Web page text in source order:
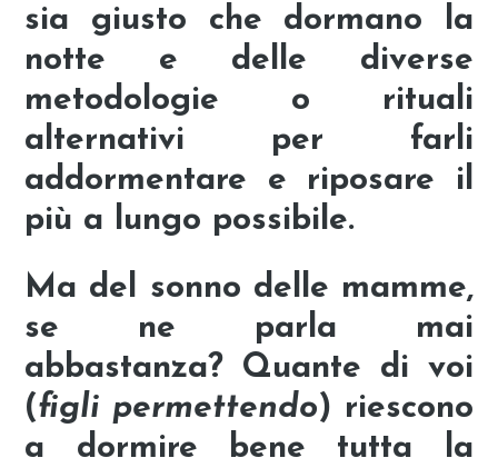
sia giusto che dormano la
notte e delle diverse
metodologie o rituali
alternativi per farli
addormentare e riposare il
più a lungo possibile.
Ma del sonno delle mamme,
se ne parla mai
abbastanza? Quante di voi
(figli permettendo) riescono
a dormire bene tutta la